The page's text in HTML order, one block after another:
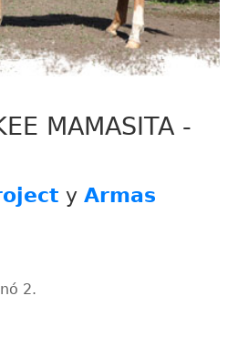
MAMASITA -
y Armas
2.